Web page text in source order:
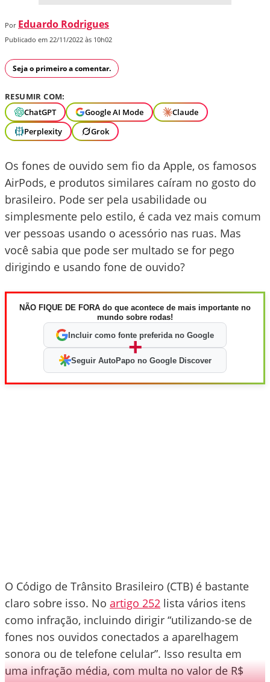
Por Eduardo Rodrigues
Publicado em 22/11/2022 às 10h02
Seja o primeiro a comentar.
RESUMIR COM:
ChatGPT
Google AI Mode
Claude
Perplexity
Grok
Os fones de ouvido sem fio da Apple, os famosos
AirPods, e produtos similares caíram no gosto do
brasileiro. Pode ser pela usabilidade ou
simplesmente pelo estilo, é cada vez mais comum
ver pessoas usando o acessório nas ruas. Mas
você sabia que pode ser multado se for pego
dirigindo e usando fone de ouvido?
NÃO FIQUE DE FORA do que acontece de mais importante no
mundo sobre rodas!
Incluir como fonte preferida no Google
+
Seguir AutoPapo no Google Discover
O Código de Trânsito Brasileiro (CTB) é bastante
claro sobre isso. No artigo 252 lista vários itens
como infração, incluindo dirigir “utilizando-se de
fones nos ouvidos conectados a aparelhagem
sonora ou de telefone celular”. Isso resulta em
uma infração média, com multa no valor de R$